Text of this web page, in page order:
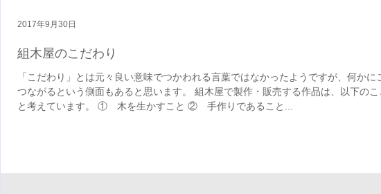
組木屋のこだわり
「こだわり」とは元々良い意味でつかわれる言葉ではなかったようですが、何かに
つながるという側面もあると思います。 組木屋で製作・販売する作品は、以下の
と考えています。 ① 木を生かすこと ② 手作りであること...
2017年9月30日